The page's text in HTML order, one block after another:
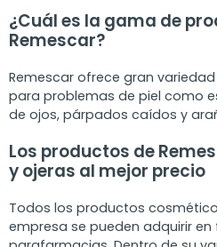
¿Cuál es la gama de
Remescar?
Remescar ofrece gran
para problemas de piel como
de ojos, párpados caídos y
Los productos de
y ojeras al mejor precio
Todos los productos
empresa se pueden adquirir